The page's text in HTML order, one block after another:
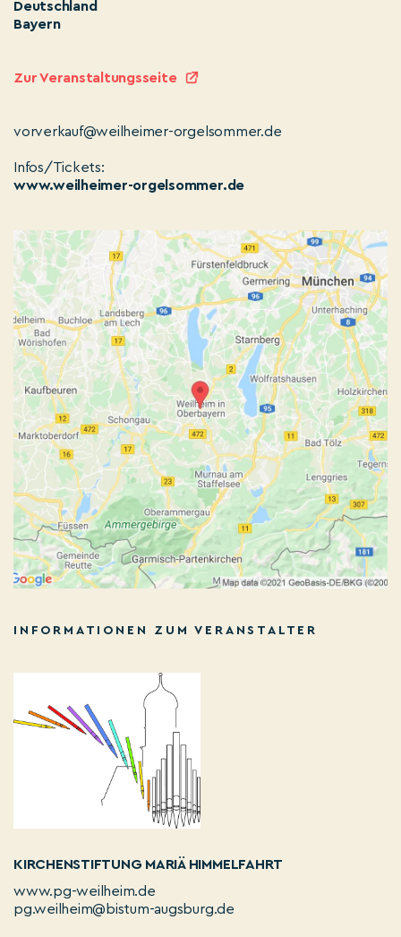
Deutschland
Bayern
Zur Veranstaltungsseite
vorverkauf@weilheimer-orgelsommer.de
Infos/Tickets:
www.weilheimer-orgelsommer.de
INFORMATIONEN ZUM VERANSTALTER
KIRCHENSTIFTUNG MARIÄ HIMMELFAHRT
www.pg-weilheim.de
pg.weilheim@bistum-augsburg.de